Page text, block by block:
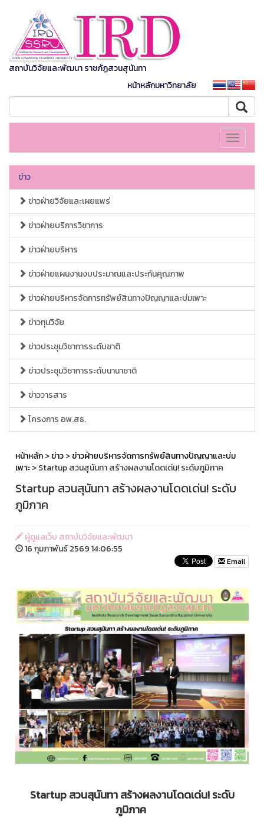
สถาบันวิจัยและพัฒนา ราชภัฏสวนสุนันทา
หน้าหลักมหาวิทยาลัย
Toggle
ข่าว
ข่าวฝ่ายวิจัยและเผยแพร่
ข่าวฝ่ายบริการวิชาการ
ข่าวฝ่ายบริหาร
ข่าวฝ่ายแผนงานงบประมาณและประกันคุณภาพ
ข่าวฝ่ายบริหารจัดการทรัพย์สินทางปัญญาและบ่มเพาะ
ข่าวทุนวิจัย
ข่าวประชุมวิชาการระดับชาติ
ข่าวประชุมวิชาการระดับนานาชาติ
ข่าววารสาร
โครงการ อพ.สธ.
หน้าหลัก>ข่าว>ข่าวฝ่ายบริหารจัดการทรัพย์สินทางปัญญาและบ่ม
เพาะ> Startup สวนสุนันทา สร้างผลงานโดดเด่น! ระดับภูมิภาค
Startup สวนสุนันทา สร้างผลงานโดดเด่น! ระดับ
ภูมิภาค
ผู้ดูแลเว็บ สถาบันวิจัยและพัฒนา
16 กุมภาพันธ์ 2569 14:06:55
Email
Startup สวนสุนันทา สร้างผลงานโดดเด่น! ระดับ
ภูมิภาค